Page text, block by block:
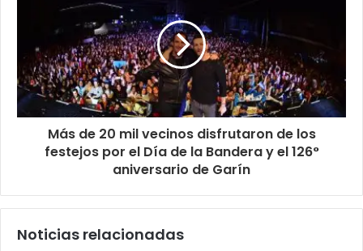
Más de 20 mil vecinos disfrutaron de los
festejos por el Día de la Bandera y el 126°
aniversario de Garín
Noticias relacionadas